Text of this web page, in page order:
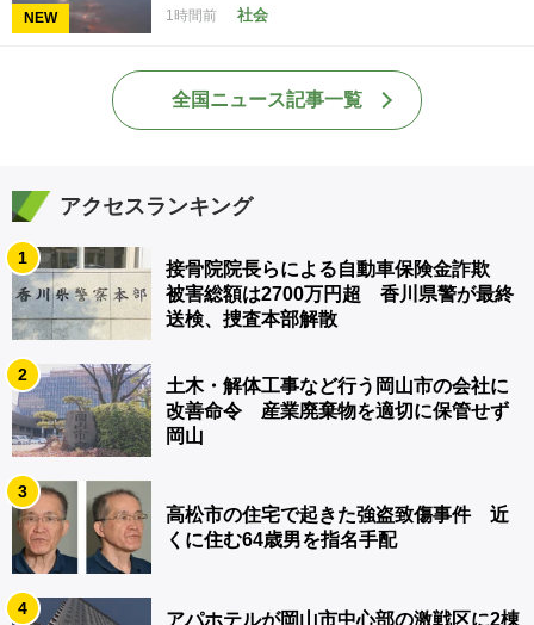
NEW 1時間前 社会
全国ニュース記事一覧
アクセスランキング
1
接骨院院長らによる自動車保険金詐欺
被害総額は2700万円超 香川県警が最終
送検、捜査本部解散
2
土木・解体工事など行う岡山市の会社に
改善命令 産業廃棄物を適切に保管せず
岡山
3
高松市の住宅で起きた強盗致傷事件 近
くに住む64歳男を指名手配
4
アパホテルが岡山市中心部の激戦区に2棟